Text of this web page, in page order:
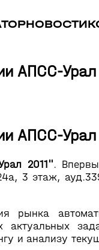
НОВОСТИ
АПСС-Урал
АПСС-Урал
2011".
3 этаж,
рынка
актуальных
и анализу